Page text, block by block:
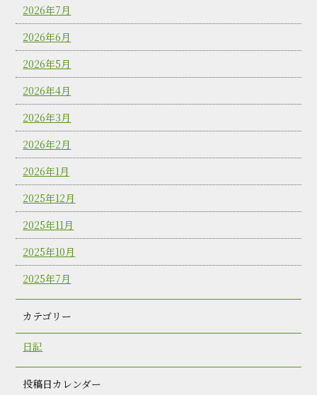
2026年7月
2026年6月
2026年5月
2026年4月
2026年3月
2026年2月
2026年1月
2025年12月
2025年11月
2025年10月
2025年7月
カテゴリー
日記
投稿日カレンダー